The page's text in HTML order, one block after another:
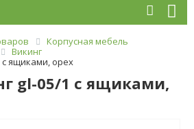
Корпусная мебель
Викинг
с ящиками, орех
gl-05/1 с ящиками,